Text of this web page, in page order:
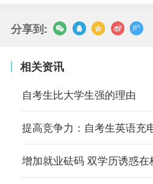
分享到:
相关资讯
自考生比大学生强的理由
提高竞争力：自考生英语充
增加就业砝码 双学历诱惑